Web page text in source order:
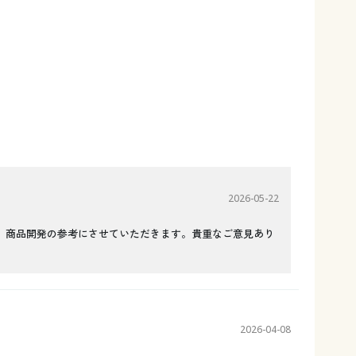
2026-05-22
品開発の参考にさせていただきます。貴重なご意見あり
2026-04-08